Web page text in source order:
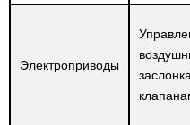
Маятниковые датчики
Канальные /
Канальные датчики
Электроприводы